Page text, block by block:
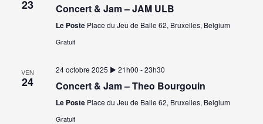
23 Concert & Jam – JAM ULB
Le Poste Place du Jeu de Balle 62, Bruxelles, Belgium
Gratuit
VEN
24
24 octobre 2025 ▶︎ 21h00 -23h30
Concert & Jam – Theo Bourgouin
Le Poste Place du Jeu de Balle 62, Bruxelles, Belgium
Gratuit